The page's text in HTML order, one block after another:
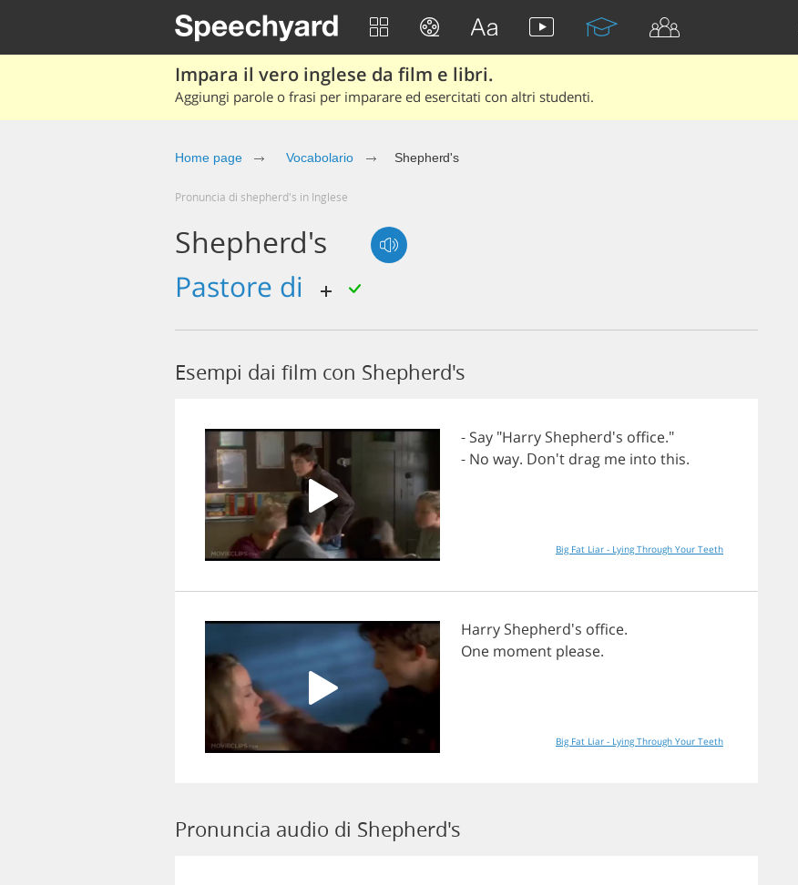
Impara il vero inglese da film e libri.
Aggiungi parole o frasi per imparare ed esercitati con altri studenti.
Home page Vocabolario Shepherd's
Pronuncia di shepherd's in Inglese
Shepherd's
pastore di
Esempi dai film con Shepherd's
- Say "Harry Shepherd's office."
- No way. Don't drag me into this.
Big Fat Liar - Lying Through Your Teeth
Harry Shepherd's office.
One moment please.
Big Fat Liar - Lying Through Your Teeth
Pronuncia audio di Shepherd's